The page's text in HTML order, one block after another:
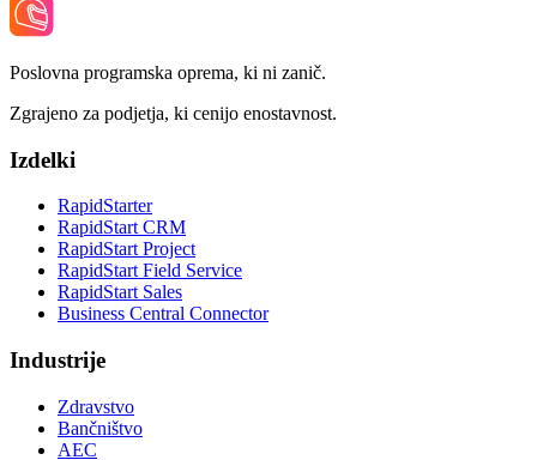
Poslovna programska oprema, ki ni zanič.
Zgrajeno za podjetja, ki cenijo enostavnost.
Izdelki
RapidStarter
RapidStart CRM
RapidStart Project
RapidStart Field Service
RapidStart Sales
Business Central Connector
Industrije
Zdravstvo
Bančništvo
AEC